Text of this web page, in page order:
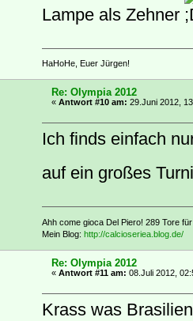
Lampe als Zehner
HaHoHe, Euer Jürgen!
Re: Olympia 2012
«Antwort #10 am: 29.Juni 2012,
Ich finds einfach
auf ein großes
Ahh come gioca Del Piero! 289 Tore
Mein Blog: http://calcioseriea.blog.de/
Re: Olympia 2012
«Antwort #11 am: 08.Juli 2012,
Krass was